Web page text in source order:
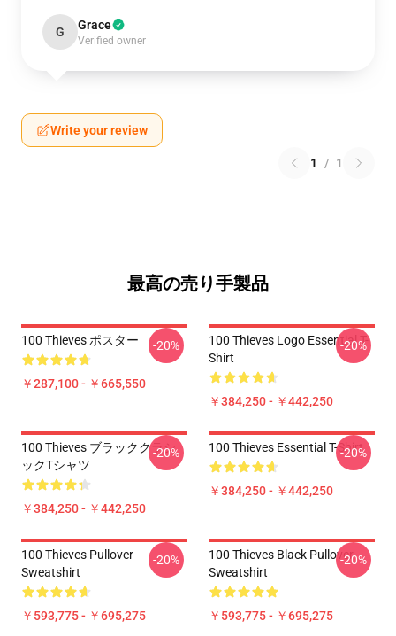
G Grace
Verified owner
Write your review
1 / 1
最高の売り手製品
100 Thieves ポスター
￥287,100 - ￥665,550
-20%
100 Thieves Logo Essential T-
Shirt
￥384,250 - ￥442,250
-20%
100 Thieves ブラッククラシ
ックTシャツ
￥384,250 - ￥442,250
-20% 100 Thieves Essential T-Shirt
￥384,250 - ￥442,250
-20%
100 Thieves Pullover
Sweatshirt
￥593,775 - ￥695,275
-20%
100 Thieves Black Pullover
Sweatshirt
￥593,775 - ￥695,275
-20%